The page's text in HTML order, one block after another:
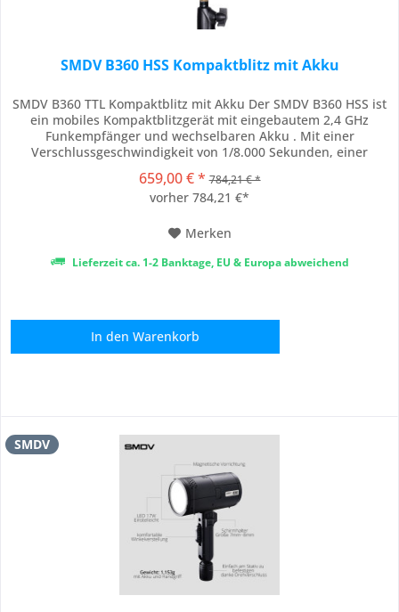
SMDV B360 HSS Kompaktblitz mit Akku
SMDV B360 TTL Kompaktblitz mit Akku Der SMDV B360 HSS ist
ein mobiles Kompaktblitzgerät mit eingebautem 2,4 GHz
Funkempfänger und wechselbaren Akku . Mit einer
Verschlussgeschwindigkeit von 1/8.000 Sekunden, einer
Fähigkeit, mit einer Akkuladung mehr als 500 Aufnahmen zu
machen, wird Ihr Shooting flüssig im Ablauf und...
659,00 € * 784,21 € *
vorher 784,21 €*
Merken
Lieferzeit ca. 1-2 Banktage, EU & Europa abweichend
In den Warenkorb
SMDV